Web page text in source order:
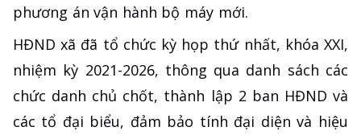
phương án vận hành bộ máy mới.
HĐND xã đã tổ chức kỳ họp thứ nhất, khóa XXI,
nhiệm kỳ 2021-2026, thông qua danh sách các
chức danh chủ chốt, thành lập 2 ban HĐND và
các tổ đại biểu, đảm bảo tính đại diện và hiệu